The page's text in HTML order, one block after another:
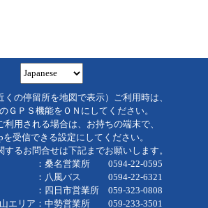
の停留所を地図で表示）ご利用時は、
ＧＰＳ機能をＯＮにしてください。
用される場合は、お持ちの端末で、
受信できる設定にしてください。
るお問合せは下記までお願いします。
：桑名営業所 0594-22-0595
ス 0594-22-6321
：四日市営業所 059-323-0808
エリア：中勢営業所 059-233-3501